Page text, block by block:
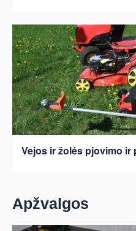
Vejos ir žolės pjovimo ir
Apžvalgos